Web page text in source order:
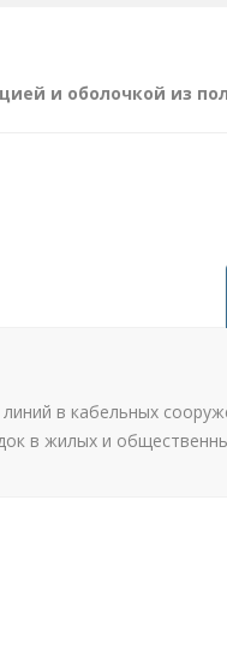
и оболочкой из
в кабельных
в жилых и